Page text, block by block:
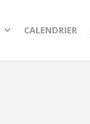
CALENDRIER